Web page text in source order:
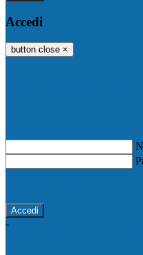
Accedi
button close ×
-